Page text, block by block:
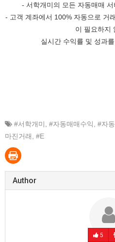
- 서학개미의 모든 자동매매
- 고객 계좌에서 100% 자동으로 거
이 필요하지
실시간 수익률 및 성과
#서학개미 #자동매매수익 #자
마진거래
#E
Author
5